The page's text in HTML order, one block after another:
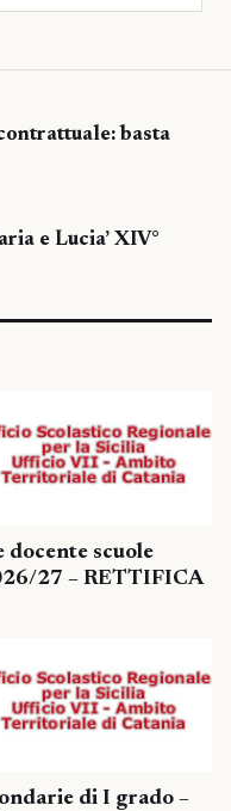
basta
e Lucia’ XIV°
scuole
27 – RETTIFICA
di I grado –